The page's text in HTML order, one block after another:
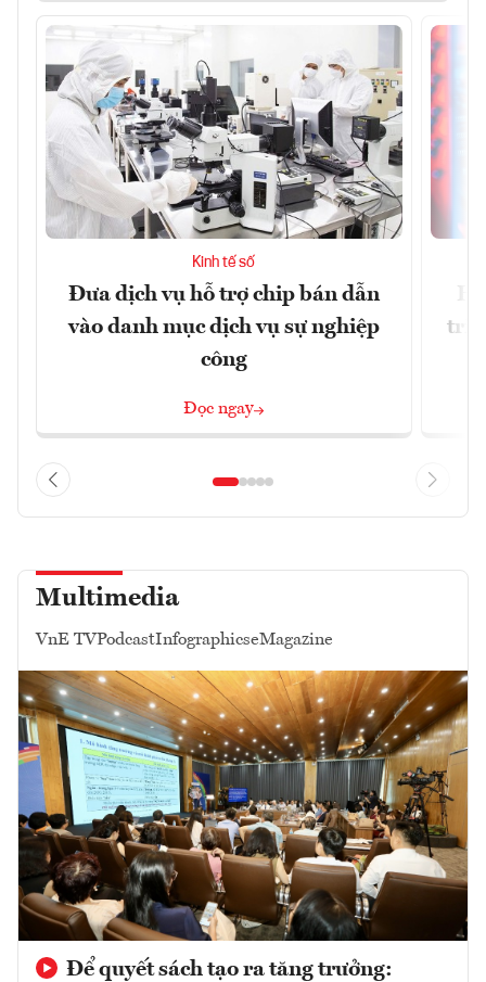
Kinh tế số
Đưa dịch vụ hỗ trợ chip bán dẫn
vào danh mục dịch vụ sự nghiệp
công
Đọc ngay
trị
Multimedia
VnE TVPodcastInfographicseMagazine
Để quyết sách tạo ra tăng trưởng: